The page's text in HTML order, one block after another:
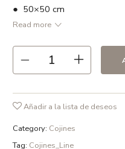
● 50×50 cm
● 100 % lino
● Vivo en color blanco
● Estampado a dos caras
● Hecho en España
Read more
Añadir a la lista de deseos
Category: Cojines
Tag: Cojines_Line